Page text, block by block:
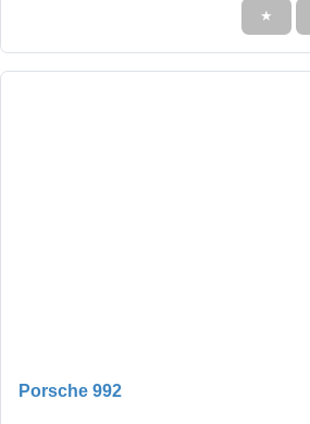
★
Porsche 992